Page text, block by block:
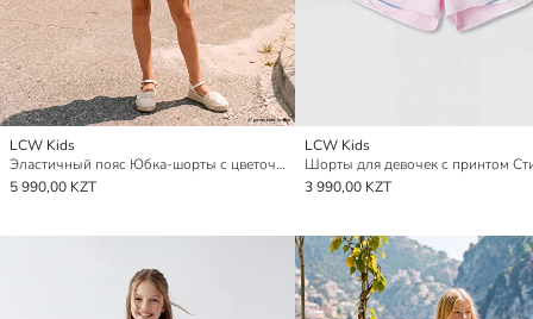
LCW Kids
Эластичный пояс Юбка-шорты с цветочным узором для девочек
5 990,00 KZT
LCW Kids
Шорты для девочек с принтом
3 990,00 KZT